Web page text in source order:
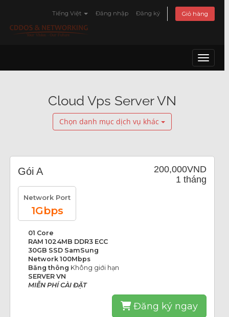
Tiếng Việt Đăng nhập Đăng ký Giỏ hàng
Cloud Vps Server VN
Chọn danh mục dịch vụ khác
200,000VND
1 tháng
Gói A
Network Port
1Gbps
01 Core
RAM 1024MB DDR3 ECC
30GB SSD SamSung
Network 100Mbps
Băng thông Không giới hạn
SERVER VN
MIỄN PHÍ CÀI ĐẶT
Đăng ký ngay